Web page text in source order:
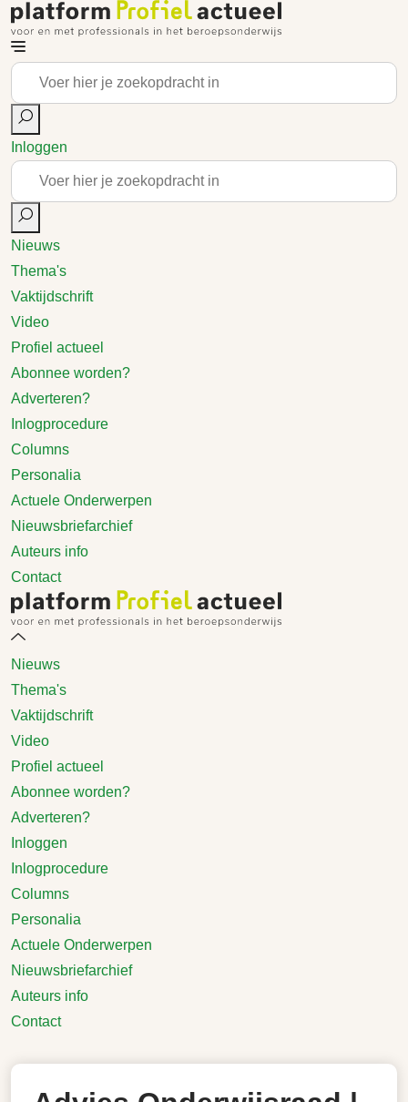
Inloggen
Nieuws
Thema's
Vaktijdschrift
Video
Profiel actueel
Abonnee worden?
Adverteren?
Inlogprocedure
Columns
Personalia
Actuele Onderwerpen
Nieuwsbriefarchief
Auteurs info
Contact
Nieuws
Thema's
Vaktijdschrift
Video
Profiel actueel
Abonnee worden?
Adverteren?
Inloggen
Inlogprocedure
Columns
Personalia
Actuele Onderwerpen
Nieuwsbriefarchief
Auteurs info
Contact